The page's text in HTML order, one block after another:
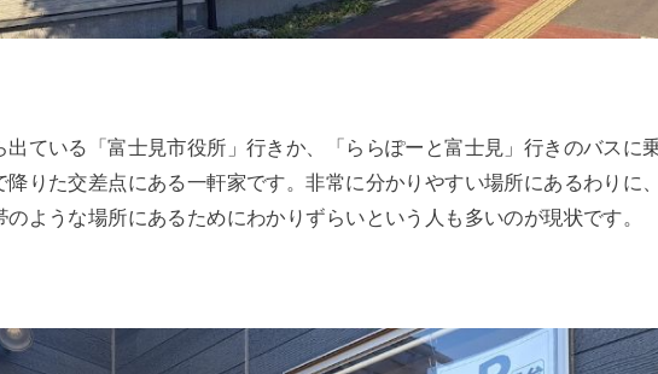
出ている「富士見市役所」行きか、「ららぽーと富士見」行きのバスに
降りた交差点にある一軒家です。非常に分かりやすい場所にあるわりに
ような場所にあるためにわかりずらいという人も多いのが現状です。